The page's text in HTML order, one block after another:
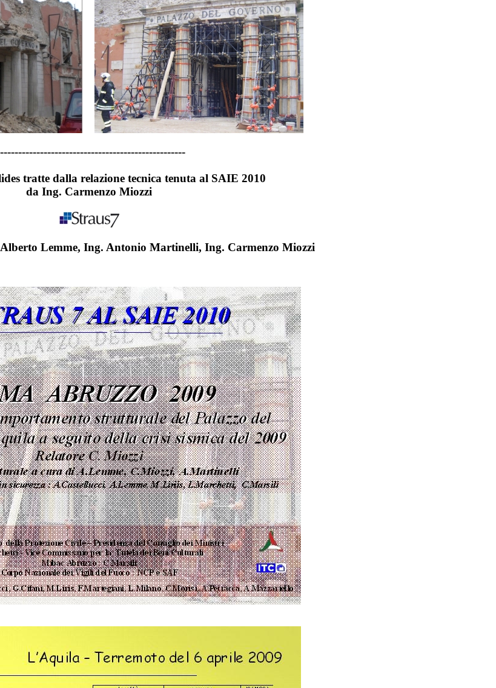
tratte dalla relazione tecnica tenuta al SAIE 2010
da Ing. Carmenzo Miozzi
Alberto Lemme, Ing. Antonio Martinelli, Ing. Carmenzo Miozzi